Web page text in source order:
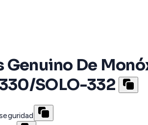
Genuino De
SOLO-332